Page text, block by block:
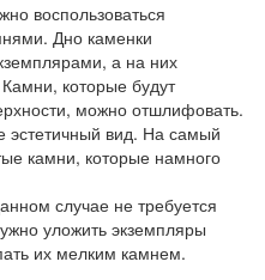
воспользоваться
Дно каменки
а на них
которые будут
можно отшлифовать.
эстетичный вид. На самый
камни, которые намного
случае не требуется
уложить экземпляры
их мелким камнем.